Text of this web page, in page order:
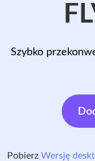
Szybko
Pobierz Wersję